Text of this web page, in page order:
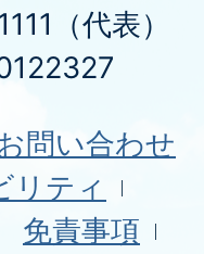
（代表）
問い合わせ
リティ
免責事項